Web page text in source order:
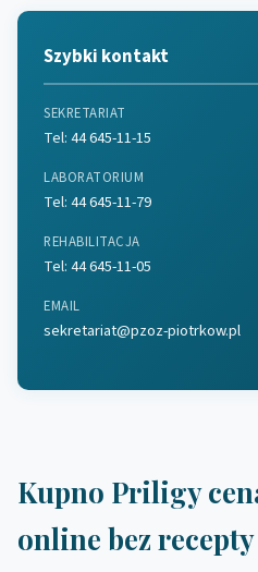
Kupno Priligy
online bez recepty
Szybki kontakt
SEKRETARIAT
Tel:44 645-11-15
LABORATORIUM
Tel:44 645-11-79
REHABILITACJA
Tel:44 645-11-05
EMAIL
sekretariat@pzoz-piotrkow.pl